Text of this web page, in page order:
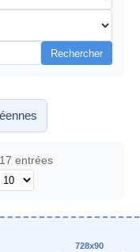
Rechercher
entrées
728x90